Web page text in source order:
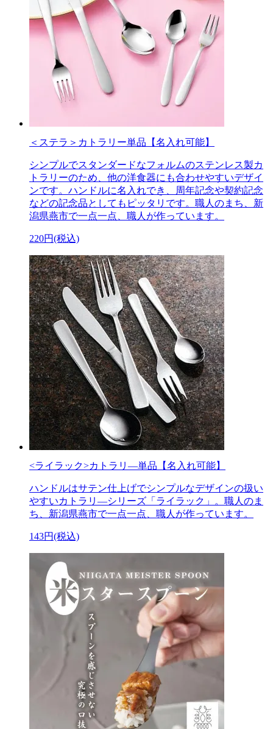
＜ステラ＞カトラリー単品【名入れ可能】
シンプルでスタンダードなフォルムのステンレス製カ
トラリーのため、他の洋食器にも合わせやすいデザイ
ンです。ハンドルに名入れでき、周年記念や契約記念
などの記念品としてもピッタリです。職人のまち、新
潟県燕市で一点一点、職人が作っています。
220円(税込)
<ライラック>カトラリ―単品【名入れ可能】
ハンドルはサテン仕上げでシンプルなデザインの扱い
やすいカトラリ―シリーズ「ライラック」。職人のま
ち、新潟県燕市で一点一点、職人が作っています。
143円(税込)